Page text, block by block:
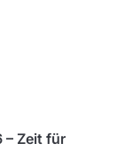
– Zeit für